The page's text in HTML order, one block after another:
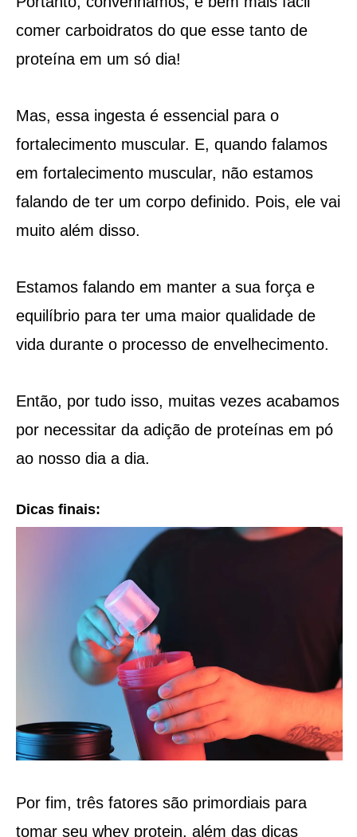
comer carboidratos do que esse tanto de
proteína em um só dia!
Mas, essa ingesta é essencial para o
fortalecimento muscular. E, quando falamos
em fortalecimento muscular, não estamos
falando de ter um corpo definido. Pois, ele vai
muito além disso.
Estamos falando em manter a sua força e
equilíbrio para ter uma maior qualidade de
vida durante o processo de envelhecimento.
Então, por tudo isso, muitas vezes acabamos
por necessitar da adição de proteínas em pó
ao nosso dia a dia.
Dicas finais:
Por fim, três fatores são primordiais para
tomar seu whey protein, além das dicas